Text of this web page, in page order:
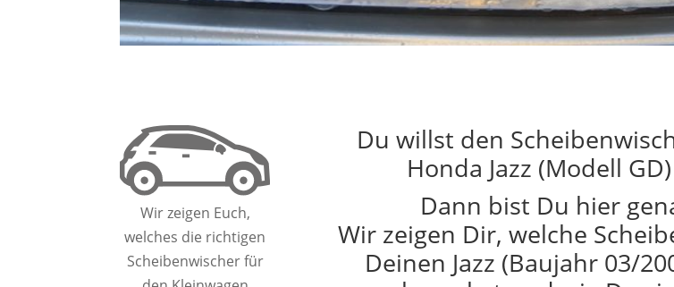
Wir zeigen Euch,
welches die richtigen
Scheibenwischer für
Du willst den
Honda Jazz (Modell
Dann bist Du hier
Wir zeigen Dir, welche
Deinen Jazz (Baujahr 03/